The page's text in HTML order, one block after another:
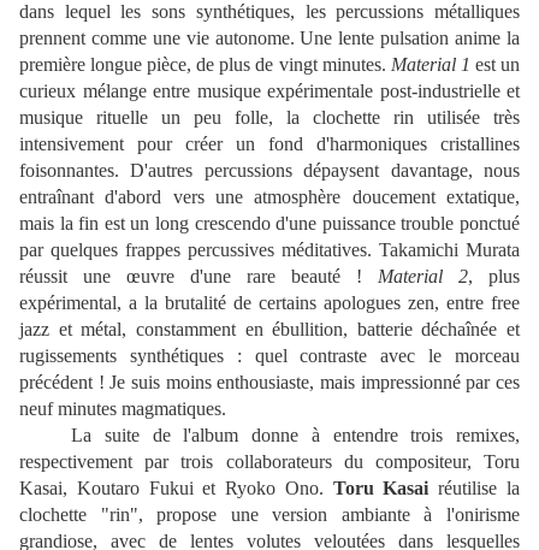
dans lequel les sons synthétiques, les percussions métalliques
prennent comme une vie autonome. Une lente pulsation anime la
première longue pièce, de plus de vingt minutes. Material 1 est un
curieux mélange entre musique expérimentale post-industrielle et
musique rituelle un peu folle, la clochette rin utilisée très
intensivement pour créer un fond d'harmoniques cristallines
foisonnantes. D'autres percussions dépaysent davantage, nous
entraînant d'abord vers une atmosphère doucement extatique,
mais la fin est un long crescendo d'une puissance trouble ponctué
par quelques frappes percussives méditatives. Takamichi Murata
réussit une œuvre d'une rare beauté ! Material 2, plus
expérimental, a la brutalité de certains apologues zen, entre free
jazz et métal, constamment en ébullition, batterie déchaînée et
rugissements synthétiques : quel contraste avec le morceau
précédent ! Je suis moins enthousiaste, mais impressionné par ces
neuf minutes magmatiques.
La suite de l'album donne à entendre trois remixes,
respectivement par trois collaborateurs du compositeur, Toru
Kasai, Koutaro Fukui et Ryoko Ono. Toru Kasai réutilise la
clochette "rin", propose une version ambiante à l'onirisme
grandiose, avec de lentes volutes veloutées dans lesquelles